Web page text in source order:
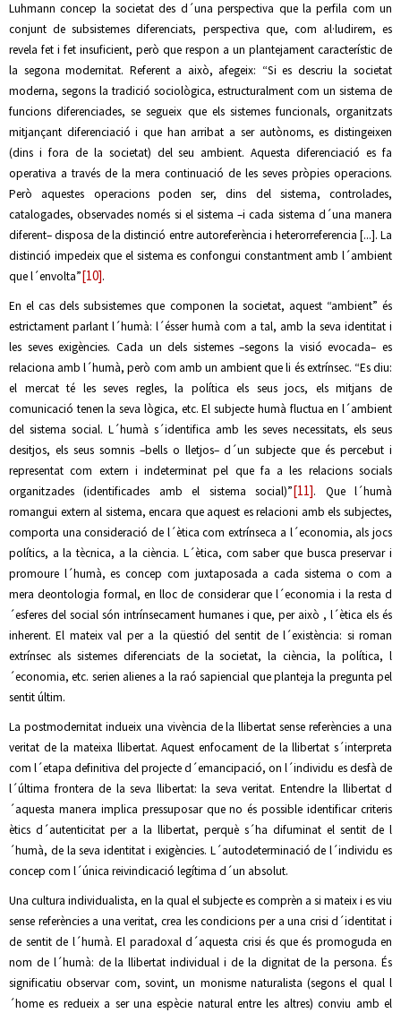
Luhmann concep la societat des d´una perspectiva que la perfila com un
conjunt de subsistemes diferenciats, perspectiva que, com al·ludirem, es
revela fet i fet insuficient, però que respon a un plantejament característic de
la segona modernitat. Referent a això, afegeix: “Si es descriu la societat
moderna, segons la tradició sociològica, estructuralment com un sistema de
funcions diferenciades, se segueix que els sistemes funcionals, organitzats
mitjançant diferenciació i que han arribat a ser autònoms, es distingeixen
(dins i fora de la societat) del seu ambient. Aquesta diferenciació es fa
operativa a través de la mera continuació de les seves pròpies operacions.
Però aquestes operacions poden ser, dins del sistema, controlades,
catalogades, observades només si el sistema –i cada sistema d´una manera
diferent– disposa de la distinció entre autoreferència i heterorreferencia [...]. La
distinció impedeix que el sistema es confongui constantment amb l´ambient
que l´envolta”[10].
En el cas dels subsistemes que componen la societat, aquest “ambient” és
estrictament parlant l´humà: l´ésser humà com a tal, amb la seva identitat i
les seves exigències. Cada un dels sistemes –segons la visió evocada– es
relaciona amb l´humà, però com amb un ambient que li és extrínsec. “Es diu:
el mercat té les seves regles, la política els seus jocs, els mitjans de
comunicació tenen la seva lògica, etc. El subjecte humà fluctua en l´ambient
del sistema social. L´humà s´identifica amb les seves necessitats, els seus
desitjos, els seus somnis –bells o lletjos– d´un subjecte que és percebut i
representat com extern i indeterminat pel que fa a les relacions socials
organitzades (identificades amb el sistema social)”[11]. Que l´humà
romangui extern al sistema, encara que aquest es relacioni amb els subjectes,
comporta una consideració de l´ètica com extrínseca a l´economia, als jocs
polítics, a la tècnica, a la ciència. L´ètica, com saber que busca preservar i
promoure l´humà, es concep com juxtaposada a cada sistema o com a
mera deontologia formal, en lloc de considerar que l´economia i la resta d
´esferes del social són intrínsecament humanes i que, per això , l´ètica els és
inherent. El mateix val per a la qüestió del sentit de l´existència: si roman
extrínsec als sistemes diferenciats de la societat, la ciència, la política, l
´economia, etc. serien alienes a la raó sapiencial que planteja la pregunta pel
sentit últim.
La postmodernitat indueix una vivència de la llibertat sense referències a una
veritat de la mateixa llibertat. Aquest enfocament de la llibertat s´interpreta
com l´etapa definitiva del projecte d´emancipació, on l´individu es desfà de
l´última frontera de la seva llibertat: la seva veritat. Entendre la llibertat d
´aquesta manera implica pressuposar que no és possible identificar criteris
ètics d´autenticitat per a la llibertat, perquè s´ha difuminat el sentit de l
´humà, de la seva identitat i exigències. L´autodeterminació de l´individu es
concep com l´única reivindicació legítima d´un absolut.
Una cultura individualista, en la qual el subjecte es comprèn a si mateix i es viu
sense referències a una veritat, crea les condicions per a una crisi d´identitat i
de sentit de l´humà. El paradoxal d´aquesta crisi és que és promoguda en
nom de l´humà: de la llibertat individual i de la dignitat de la persona. És
significatiu observar com, sovint, un monisme naturalista (segons el qual l
´home es redueix a ser una espècie natural entre les altres) conviu amb el